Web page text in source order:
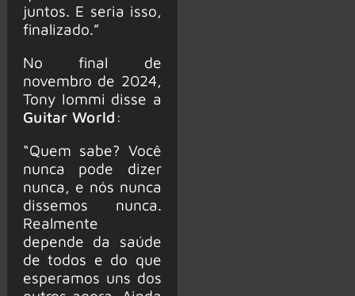
juntos. E seria isso,
finalizado.”
No final de
novembro de 2024,
Tony Iommi disse a
Guitar World :
“Quem sabe? Você
nunca pode dizer
nunca, e nós nunca
dissemos nunca.
Realmente
depende da saúde
de todos e do que
esperamos uns dos